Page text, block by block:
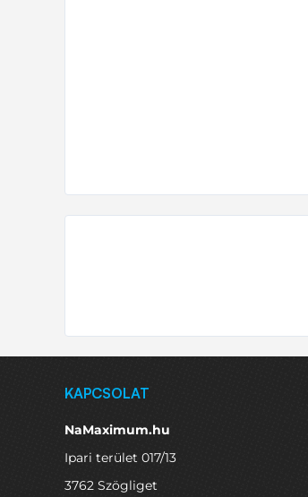
KAPCSOLAT
NaMaximum.hu
Ipari terület 017/13
3762 Szögliget